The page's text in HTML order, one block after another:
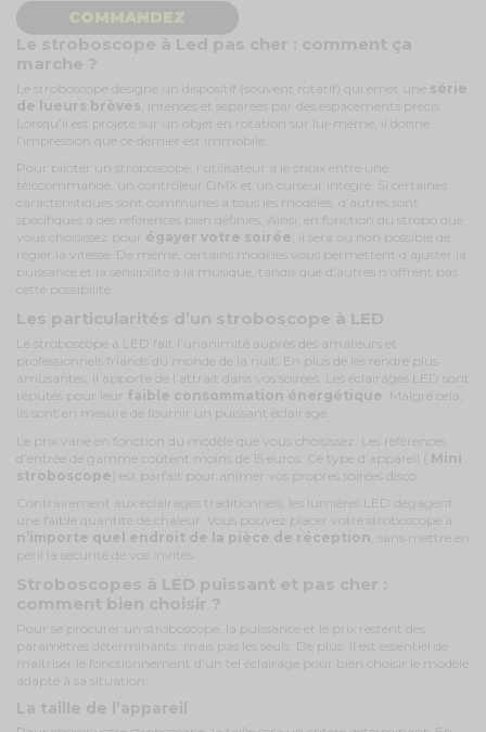
COMMANDEZ
Le stroboscope à Led pas cher : comment ça
marche ?
Le stroboscope désigne un dispositif (souvent rotatif) qui émet une série
de lueurs brèves , intenses et séparées par des espacements précis.
Lorsqu’il est projeté sur un objet en rotation sur lui-même, il donne
l’impression que ce dernier est immobile.
Pour piloter un stroboscope, l’utilisateur a le choix entre une
télécommande, un contrôleur DMX et un curseur intégré. Si certaines
caractéristiques sont communes à tous les modèles, d’autres sont
spécifiques à des références bien définies. Ainsi, en fonction du strobo que
vous choisissez pour égayer votre soirée , il sera ou non possible de
régler la vitesse. De même, certains modèles vous permettent d’ajuster la
puissance et la sensibilité à la musique, tandis que d’autres n’offrent pas
cette possibilité.
Les particularités d’un stroboscope à LED
Le stroboscope à LED fait l’unanimité auprès des amateurs et
professionnels friands du monde de la nuit. En plus de les rendre plus
amusantes, il apporte de l’attrait dans vos soirées. Les éclairages LED sont
réputés pour leur faible consommation énergétique . Malgré cela,
ils sont en mesure de fournir un puissant éclairage.
Le prix varie en fonction du modèle que vous choisissez. Les références
d’entrée de gamme coûtent moins de 15 euros. Ce type d’appareil ( Mini
stroboscope ) est parfait pour animer vos propres soirées disco.
Contrairement aux éclairages traditionnels, les lumières LED dégagent
une faible quantité de chaleur. Vous pouvez placer votre stroboscope à
n’importe quel endroit de la pièce de réception
, sans mettre en
péril la sécurité de vos invités.
Stroboscopes à LED puissant et pas cher :
comment bien choisir ?
Pour se procurer un stroboscope, la puissance et le prix restent des
paramètres déterminants, mais pas les seuls. De plus, il est essentiel de
maîtriser le fonctionnement d’un tel éclairage pour bien choisir le modèle
adapté à sa situation.
La taille de l’appareil